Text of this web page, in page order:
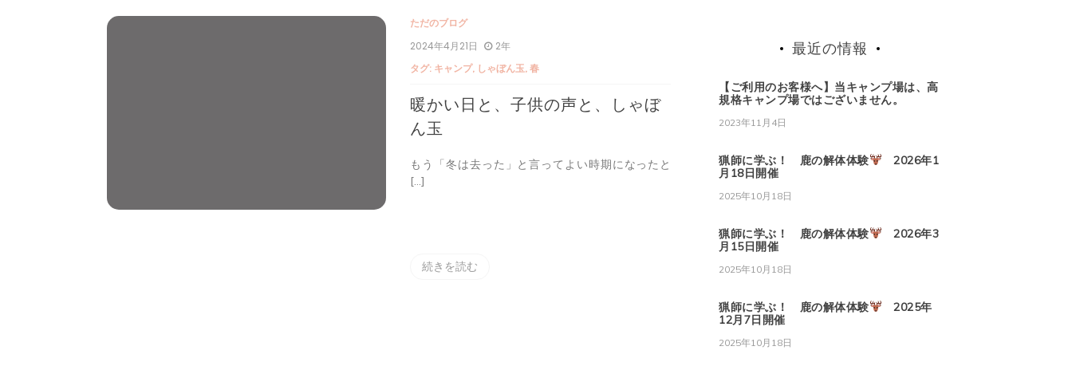
ャンプ場
ただのブログ
2024年4月21日 2年
タグ: キャンプ, しゃぼん玉,春
暖かい日と、子供の声と、しゃぼ
ん玉
もう「冬は去った」と言ってよい時期になったと
[…]
続きを読む
最近の情報
【ご利用のお客様へ】当キャンプ場は、高
規格キャンプ場ではございません。
2023年11月4日
猟師に学ぶ！ 鹿の解体体験
2026年1
月18日開催
2025年10月18日
猟師に学ぶ！ 鹿の解体体験
2026年3
月15日開催
2025年10月18日
猟師に学ぶ！ 鹿の解体体験
2025年
12月7日開催
2025年10月18日